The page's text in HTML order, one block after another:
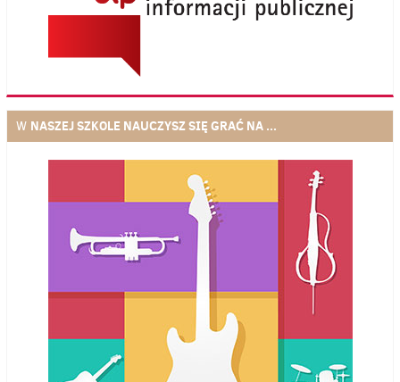
W NASZEJ SZKOLE NAUCZYSZ SIĘ GRAĆ NA ...